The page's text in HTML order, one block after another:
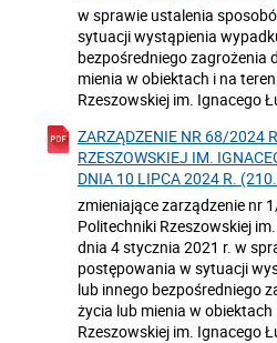
w sprawie ustalenia
sytuacji wystąpienia
bezpośredniego zagrożenia
mienia w obiektach i na
Rzeszowskiej im. Ignacego
ZARZĄDZENIE NR 68/2024
RZESZOWSKIEJ IM.
DNIA 10 LIPCA 2024 R.
zmieniające zarządzenie nr
Politechniki Rzeszowskiej
dnia 4 stycznia 2021 r. w
postępowania w sytuacji
lub innego bezpośredniego
życia lub mienia w
Rzeszowskiej im. Ignacego